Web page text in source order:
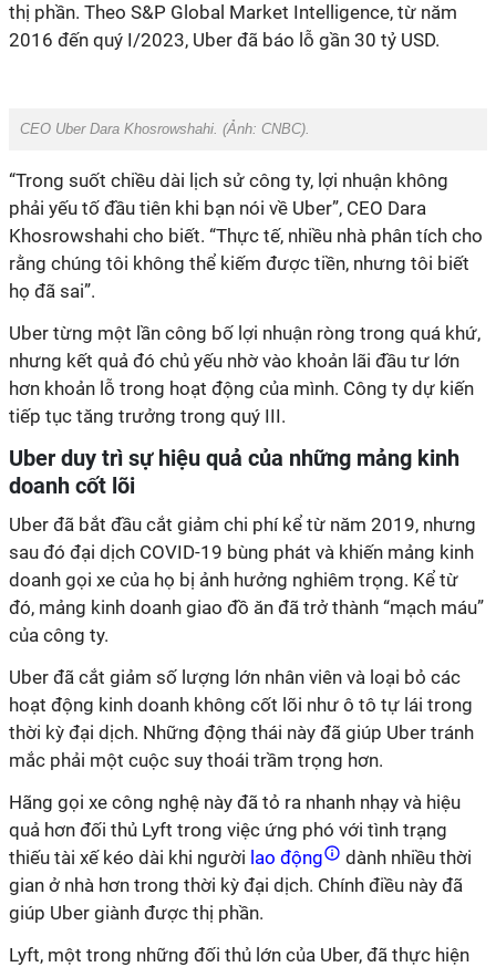
thị phần. Theo S&P Global Market Intelligence, từ năm
2016 đến quý I/2023, Uber đã báo lỗ gần 30 tỷ USD.
CEO Uber Dara Khosrowshahi. (Ảnh: CNBC).
“Trong suốt chiều dài lịch sử công ty, lợi nhuận không
phải yếu tố đầu tiên khi bạn nói về Uber”, CEO Dara
Khosrowshahi cho biết. “Thực tế, nhiều nhà phân tích cho
rằng chúng tôi không thể kiếm được tiền, nhưng tôi biết
họ đã sai”.
Uber từng một lần công bố lợi nhuận ròng trong quá khứ,
nhưng kết quả đó chủ yếu nhờ vào khoản lãi đầu tư lớn
hơn khoản lỗ trong hoạt động của mình. Công ty dự kiến
tiếp tục tăng trưởng trong quý III.
Uber duy trì sự hiệu quả của những mảng kinh
doanh cốt lõi
Uber đã bắt đầu cắt giảm chi phí kể từ năm 2019, nhưng
sau đó đại dịch COVID-19 bùng phát và khiến mảng kinh
doanh gọi xe của họ bị ảnh hưởng nghiêm trọng. Kể từ
đó, mảng kinh doanh giao đồ ăn đã trở thành “mạch máu”
của công ty.
Uber đã cắt giảm số lượng lớn nhân viên và loại bỏ các
hoạt động kinh doanh không cốt lõi như ô tô tự lái trong
thời kỳ đại dịch. Những động thái này đã giúp Uber tránh
mắc phải một cuộc suy thoái trầm trọng hơn.
Hãng gọi xe công nghệ này đã tỏ ra nhanh nhạy và hiệu
quả hơn đối thủ Lyft trong việc ứng phó với tình trạng
thiếu tài xế kéo dài khi người lao động
dành nhiều thời
gian ở nhà hơn trong thời kỳ đại dịch. Chính điều này đã
giúp Uber giành được thị phần.
Lyft, một trong những đối thủ lớn của Uber, đã thực hiện